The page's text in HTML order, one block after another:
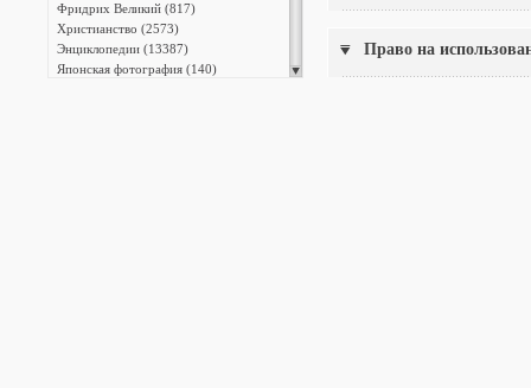
Фридрих Великий (817)
Христианство (2573)
Энциклопедии (13387)
Японская фотография (140)
Право на